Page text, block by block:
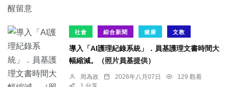
社會 綜合新聞 健康 文教
導入「AI護理紀錄系統」．員基護理文書時間大
幅縮減。（照片員基提供）
周為政 2026年八月07日
129 觀看